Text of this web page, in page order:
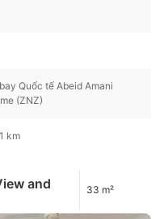
Quốc tế Abeid Amani
(ZNZ)
km
and
33 m²